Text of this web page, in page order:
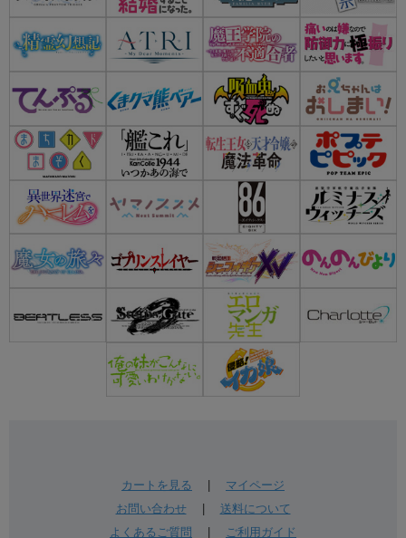
カートを見る
マイページ
お問い合わせ| 送料について
よくあるご質問
ご利用ガイド